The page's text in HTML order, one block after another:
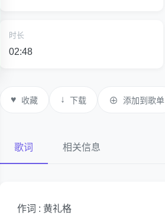
时长
02:48
♥ 收藏 ↓ 下载 ⊕ 添加到歌单
歌词 相关信息
作词 : 黄礼格